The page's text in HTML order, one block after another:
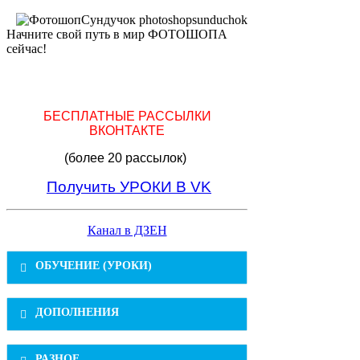
Начните свой путь в мир ФОТОШОПА
сейчас!
БЕСПЛАТНЫЕ РАССЫЛКИ
ВКОНТАКТЕ
(более 20 рассылок)
Получить УРОКИ В VK
Канал в ДЗЕН
ОБУЧЕНИЕ (УРОКИ)
(836)
Видеоуроки (960)
Уроки фотошопа коллажи (197)
ДОПОЛНЕНИЯ